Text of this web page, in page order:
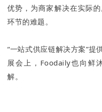
优势，为商家解决在实际
环节的难题。
“一站式供应链解决方案”提
展会上，Foodaily也向鲜
解。